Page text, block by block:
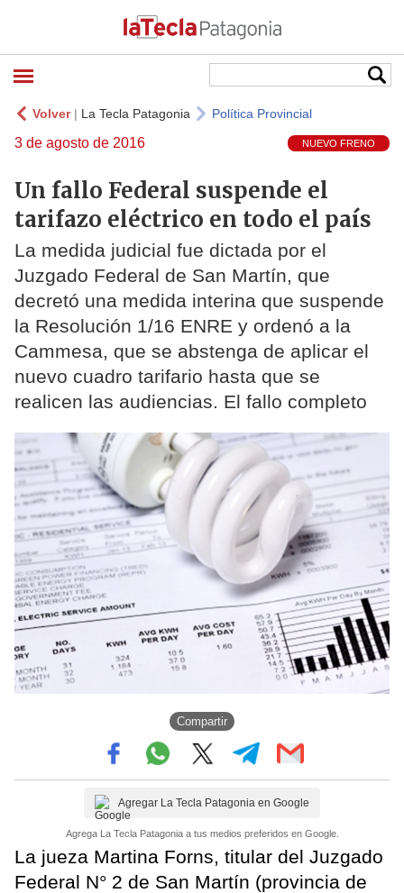
Volver| La Tecla Patagonia Política Provincial
3 de agosto de 2016 NUEVO FRENO
Un fallo Federal suspende el
tarifazo eléctrico en todo el país
La medida judicial fue dictada por el
Juzgado Federal de San Martín, que
decretó una medida interina que suspende
la Resolución 1/16 ENRE y ordenó a la
Cammesa, que se abstenga de aplicar el
nuevo cuadro tarifario hasta que se
realicen las audiencias. El fallo completo
Compartir
Agregar La Tecla Patagonia en Google
Agrega La Tecla Patagonia a tus medios preferidos en Google.
La jueza Martina Forns, titular del Juzgado
Federal N° 2 de San Martín (provincia de